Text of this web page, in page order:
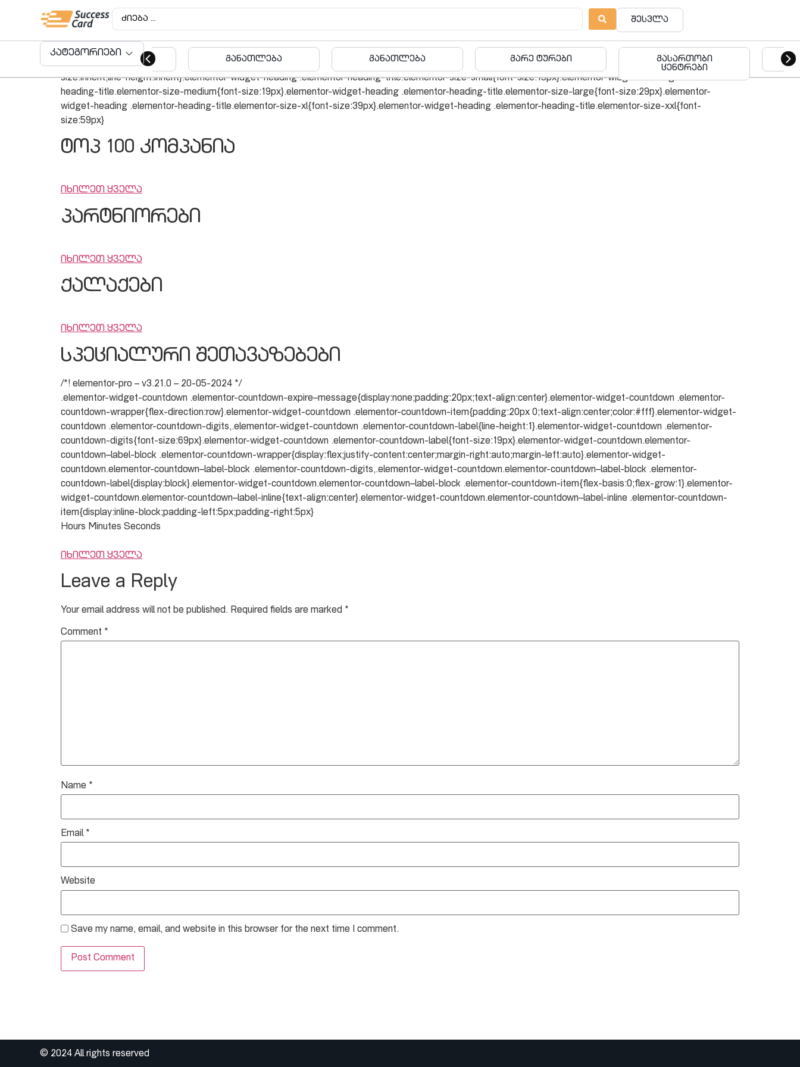
შესვლა
კატეგორიები
განათლება განათლება გარე ტურები
გასართობი
ცენტრები
gio
/*! elementor – v3.22.0 – 17-06-2024 */
.elementor-heading-title{padding:0;margin:0;line-height:1}.elementor-widget-heading .elementor-heading-title[class*=elementor-size-]>a{color:inherit;font-
size:inherit;line-height:inherit}.elementor-widget-heading .elementor-heading-title.elementor-size-small{font-size:15px}.elementor-widget-heading .elementor-
heading-title.elementor-size-medium{font-size:19px}.elementor-widget-heading .elementor-heading-title.elementor-size-large{font-size:29px}.elementor-
widget-heading .elementor-heading-title.elementor-size-xl{font-size:39px}.elementor-widget-heading .elementor-heading-title.elementor-size-xxl{font-
size:59px}
ტოპ 100 კომპანია
იხილეთ ყველა
პარტნიორები
იხილეთ ყველა
ქალაქები
იხილეთ ყველა
სპეციალური შეთავაზებები
/*! elementor-pro – v3.21.0 – 20-05-2024 */
.elementor-widget-countdown .elementor-countdown-expire–message{display:none;padding:20px;text-align:center}.elementor-widget-countdown .elementor-
countdown-wrapper{flex-direction:row}.elementor-widget-countdown .elementor-countdown-item{padding:20px 0;text-align:center;color:#fff}.elementor-widget-
countdown .elementor-countdown-digits,.elementor-widget-countdown .elementor-countdown-label{line-height:1}.elementor-widget-countdown .elementor-
countdown-digits{font-size:69px}.elementor-widget-countdown .elementor-countdown-label{font-size:19px}.elementor-widget-countdown.elementor-
countdown–label-block .elementor-countdown-wrapper{display:flex;justify-content:center;margin-right:auto;margin-left:auto}.elementor-widget-
countdown.elementor-countdown–label-block .elementor-countdown-digits,.elementor-widget-countdown.elementor-countdown–label-block .elementor-
countdown-label{display:block}.elementor-widget-countdown.elementor-countdown–label-block .elementor-countdown-item{flex-basis:0;flex-grow:1}.elementor-
widget-countdown.elementor-countdown–label-inline{text-align:center}.elementor-widget-countdown.elementor-countdown–label-inline .elementor-countdown-
item{display:inline-block;padding-left:5px;padding-right:5px}
Hours Minutes Seconds
იხილეთ ყველა
Leave a Reply
Your email address will not be published. Required fields are marked *
Comment *
Name *
Email *
Website
Save my name, email, and website in this browser for the next time I comment.
© 2024 All rights reserved